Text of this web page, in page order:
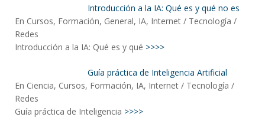
Introducción a la IA: Qué es y qué no es
En Cursos, Formación, General, IA, Internet / Tecnología /
Redes
Introducción a la IA: Qué es y qué >>>>
Guía práctica de Inteligencia Artificial
En Ciencia, Cursos, Formación, IA, Internet / Tecnología /
Redes
Guía práctica de Inteligencia >>>>